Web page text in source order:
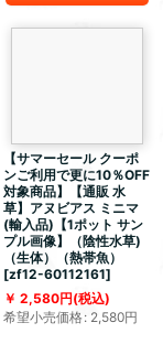
【サマーセール クーポ
ンご利用で更に10％OFF
対象商品】【通販 水
草】アヌビアス ミニマ
(輸入品)【1ポット サン
プル画像】（陰性水草)
（生体）（熱帯魚）
[zf12-60112161]
2,580円(税込)
希望小売価格: 2,580円